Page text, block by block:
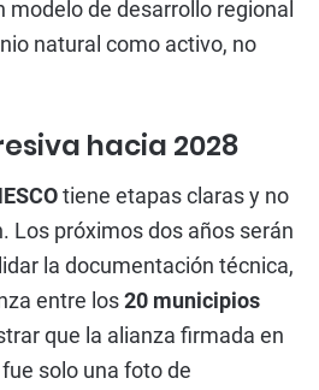
modelo de desarrollo regional
natural como activo, no
hacia 2028
tiene etapas claras y no
Los próximos dos años serán
la documentación técnica,
entre los20 municipios
que la alianza firmada en
solo una foto de